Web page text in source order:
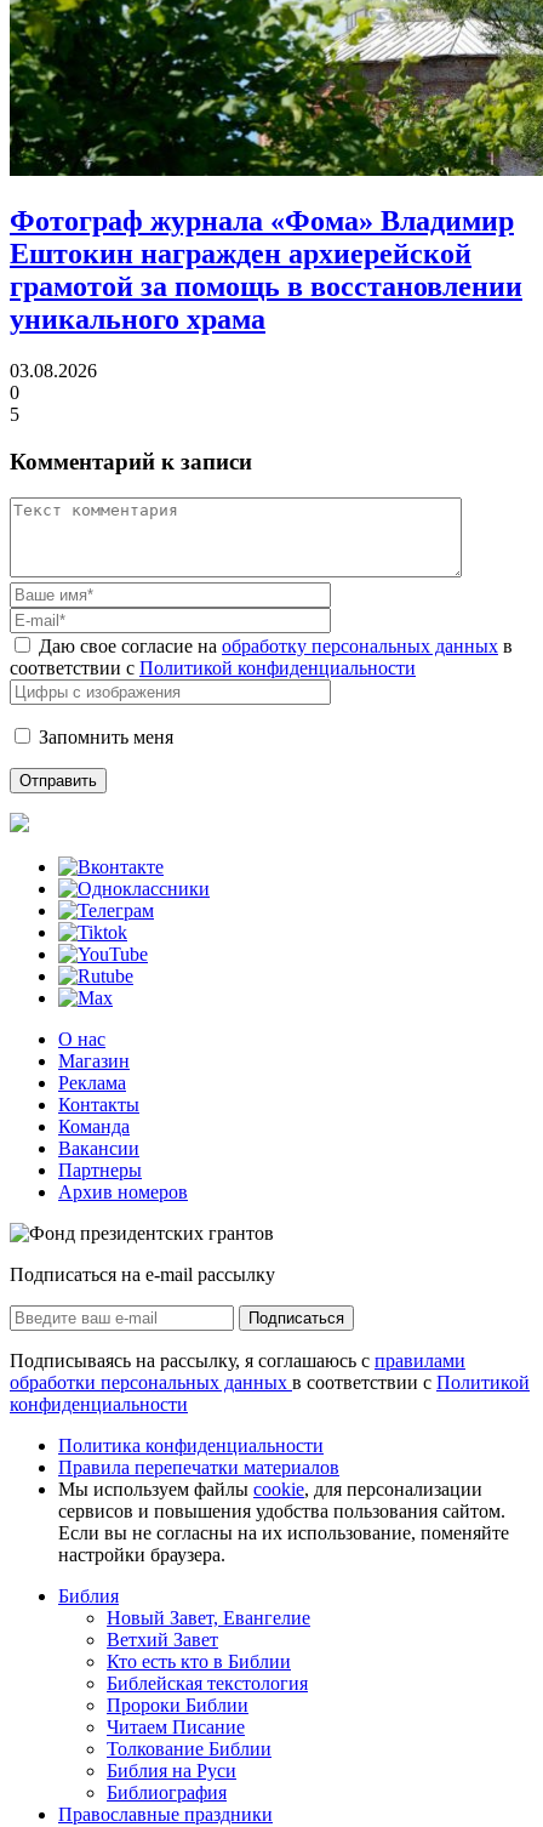
Фотограф журнала «Фома» Владимир
Ештокин награжден архиерейской
грамотой за помощь в восстановлении
уникального храма
03.08.2026
0
5
Комментарий к записи
Даю свое согласие на обработку персональных данных в
соответствии с Политикой конфиденциальности
Запомнить меня
О нас
Магазин
Реклама
Контакты
Команда
Вакансии
Партнеры
Архив номеров
Подписаться на e-mail рассылку
Подписаться
Подписываясь на рассылку, я соглашаюсь с правилами
обработки персональных данных в соответствии с Политикой
конфиденциальности
Политика конфиденциальности
Правила перепечатки материалов
Мы используем файлы cookie, для персонализации
сервисов и повышения удобства пользования сайтом.
Если вы не согласны на их использование, поменяйте
настройки браузера.
Библия
Новый Завет, Евангелие
Ветхий Завет
Кто есть кто в Библии
Библейская текстология
Пророки Библии
Читаем Писание
Толкование Библии
Библия на Руси
Библиография
Православные праздники